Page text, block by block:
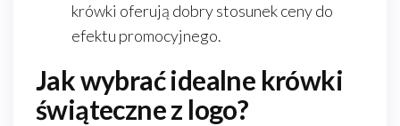
krówki oferują dobry stosunek ceny do
efektu promocyjnego.
Jak wybrać idealne krówki
świąteczne z logo?